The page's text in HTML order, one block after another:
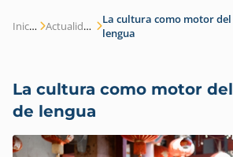
Inicio Actualidad
La cultura como motor
lengua
La cultura como motor
de lengua